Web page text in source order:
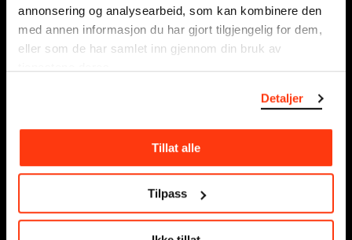
annonsering og analysearbeid, som kan kombinere den
med annen informasjon du har gjort tilgjengelig for dem,
eller som de har samlet inn gjennom din bruk av
Detaljer
Tillat alle
Tilpass
Postadresse:
Postboks 3304 Sørenga, 0140 Oslo
info@munch.com
Tilgjengelighet på MUNCH
Om oss